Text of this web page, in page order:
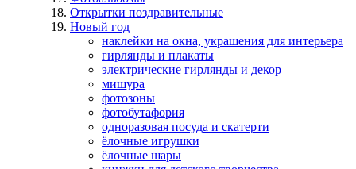
Открытки поздравительные
Новый год
наклейки на окна, украшения для интерьера
гирлянды и плакаты
электрические гирлянды и декор
мишура
фотозоны
фотобутафория
одноразовая посуда и скатерти
ёлочные игрушки
ёлочные шары